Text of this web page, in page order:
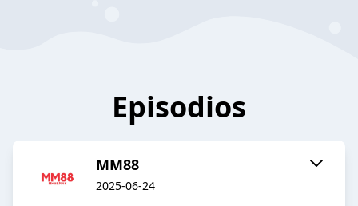
Episodios
MM88
2025-06-24